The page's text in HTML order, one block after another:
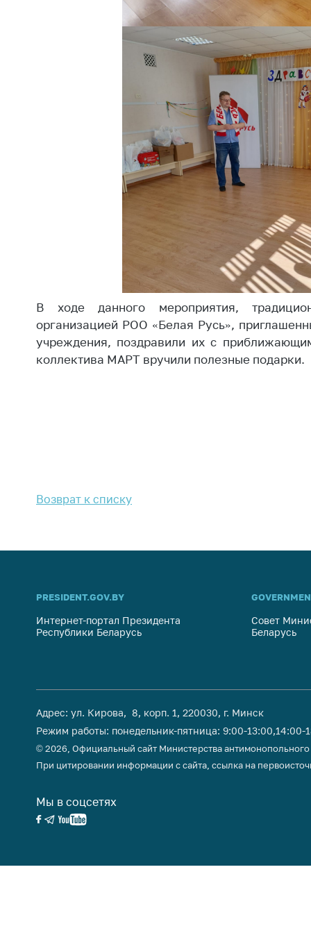
регулирование и
конкуренция
Торговля и услуги
Регулирование и
Защита прав
потребителей
Регулирование
рекламной
деятельности
Международное
сотрудничество
Применение мер
нетарифного
регулирования
Биржевая торговля
Выставочная
деятельность в
Республике
по
и
В ходе данного мероприятия,
организацией РОО «Белая Русь»,
учреждения, поздравили их с
коллектива МАРТ вручили полезные подарки.
Возврат к списку
PRESIDENT.GOV.BY
Интернет-портал Президента
Республики Беларусь
Совет
Беларусь
Адрес: ул. Кирова, 8, корп. 1, 220030, г. Минск
Режим работы: понедельник-пятница: 9:00-13:00,14:00-
© 2026, Официальный сайт Министерства
При цитировании информации с сайта, ссылка на
Мы в соцсетях